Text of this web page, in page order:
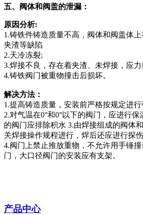
五、阀体和阀盖的泄漏：
原因分析:
1.铸铁件铸造质量不高，阀体和阀盖体上
夹渣等缺陷
2.天冷冻裂;
3.焊接不良，存在着夹渣、未焊接，应
4.铸铁阀门被重物撞击后损坏。
解决方法：
1.提高铸造质量，安装前严格按规定进
2.对气温在0°和0°以下的阀门，应进行
的阀门应排除积水 3.由焊接组成的阀体
关焊接操作规程进行，焊后还应进行探
4.阀门上禁止推放重物，不允许用手锤
门，大口径阀门的安装应有支架。
产品中心